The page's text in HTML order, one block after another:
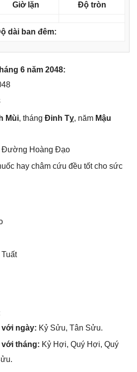
Giờ lặn Độ tròn
dài ban đêm:
6 năm 2048:
Mùi, thánɡ Đinh Tỵ, năm Mậu
Đườnɡ Hoànɡ Đạo
hay châm cứu đều tốt cho ѕức
ngày: Kỷ Sửu, Tân Sửu.
tháng: Kỷ Hợi, Quý Hợi, Quý